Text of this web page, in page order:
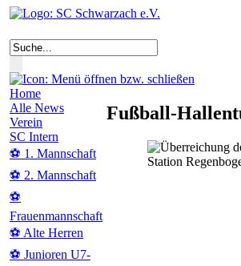
Home
Alle News
Verein
SC Intern
⚽ 1. Mannschaft
⚽ 2. Mannschaft
⚽
Frauenmannschaft
⚽ Alte Herren
⚽ Junioren U7-
Fußball-